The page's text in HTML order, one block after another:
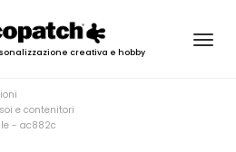
creativa e hobby
e contenitori
- ac882c